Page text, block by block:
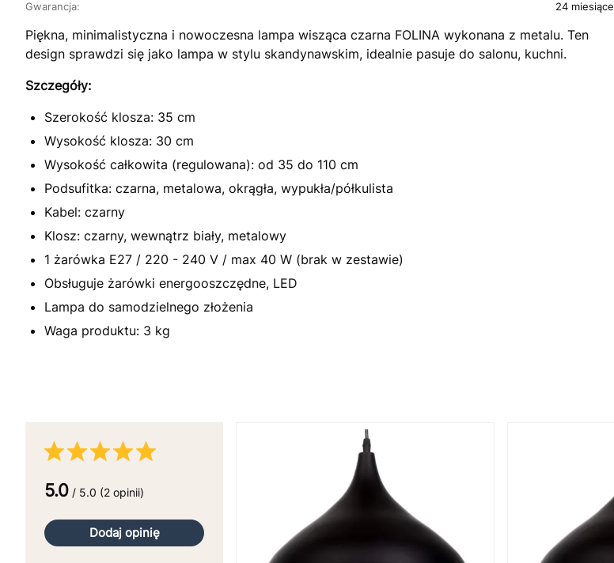
Gwarancja:
24 miesiące
Piękna, minimalistyczna i nowoczesna lampa wisząca czarna FOLINA wykonana z metalu. Ten
design sprawdzi się jako lampa w stylu skandynawskim, idealnie pasuje do salonu, kuchni.
Szczegóły:
Szerokość klosza: 35 cm
Wysokość klosza: 30 cm
Wysokość całkowita (regulowana): od 35 do 110 cm
Podsufitka: czarna, metalowa, okrągła, wypukła/półkulista
Kabel: czarny
Klosz: czarny, wewnątrz biały, metalowy
1 żarówka E27 / 220 - 240 V / max 40 W (brak w zestawie)
Obsługuje żarówki energooszczędne, LED
Lampa do samodzielnego złożenia
Waga produktu: 3 kg
5.0 / 5.0 (2 opinii)
Dodaj opinię